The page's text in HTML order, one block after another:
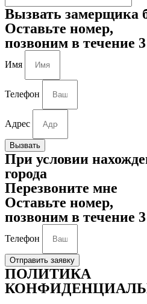
Вызвать замерщика
Оставьте номер,
позвоним в течение
Имя
Телефон
Адрес
Вызвать
При условии
города
Перезвоните мне
Оставьте номер,
позвоним в течение
Телефон
Отправить заявку
ПОЛИТИКА